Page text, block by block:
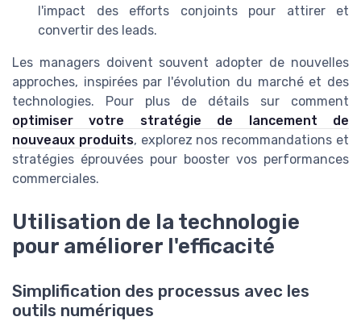
l'impact des efforts conjoints pour attirer et
convertir des leads.
Les managers doivent souvent adopter de nouvelles
approches, inspirées par l'évolution du marché et des
technologies. Pour plus de détails sur comment
optimiser votre stratégie de lancement de
nouveaux produits, explorez nos recommandations et
stratégies éprouvées pour booster vos performances
commerciales.
Utilisation de la technologie
pour améliorer l'efficacité
Simplification des processus avec les
outils numériques